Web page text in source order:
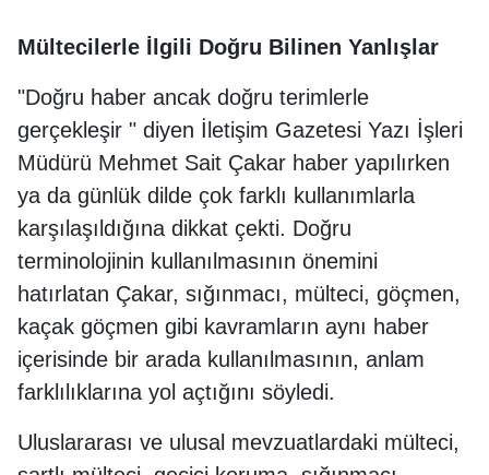
Mültecilerle İlgili Doğru Bilinen Yanlışlar
"Doğru haber ancak doğru terimlerle
gerçekleşir " diyen İletişim Gazetesi Yazı İşleri
Müdürü Mehmet Sait Çakar haber yapılırken
ya da günlük dilde çok farklı kullanımlarla
karşılaşıldığına dikkat çekti. Doğru
terminolojinin kullanılmasının önemini
hatırlatan Çakar, sığınmacı, mülteci, göçmen,
kaçak göçmen gibi kavramların aynı haber
içerisinde bir arada kullanılmasının, anlam
farklılıklarına yol açtığını söyledi.
Uluslararası ve ulusal mevzuatlardaki mülteci,